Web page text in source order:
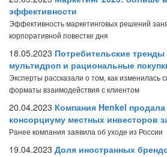
эффективности
Эффективность маркетинговых решений
корпоративной повестке дня
18.05.2023 Потребительские тренды
мультидроп и рациональные
Эксперты рассказали о том, как изменилась
форматы взаимодействия с клиентом
20.04.2023 Компания Henkel
консорциуму местных инвесторов
Ранее компания заявила об уходе из России
19.04.2023 Доля иностранных